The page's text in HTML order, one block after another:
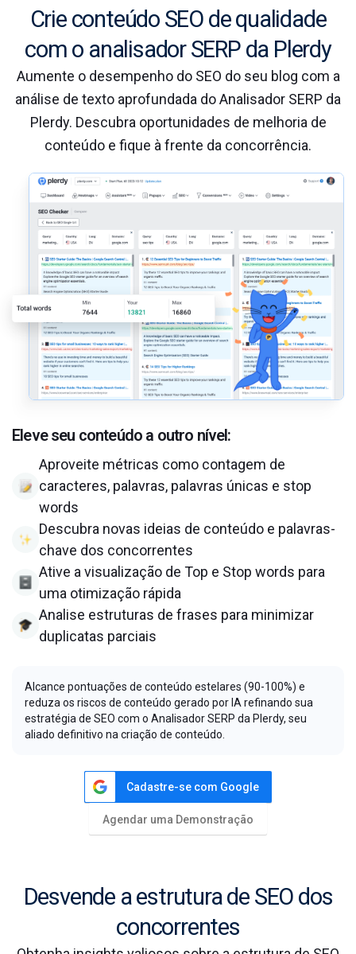
Crie conteúdo SEO de qualidade
com o analisador SERP da Plerdy
Aumente o desempenho do SEO do seu blog com a
análise de texto aprofundada do Analisador SERP da
Plerdy. Descubra oportunidades de melhoria de
conteúdo e fique à frente da concorrência.
Eleve seu conteúdo a outro nível:
Aproveite métricas como contagem de
caracteres, palavras, palavras únicas e stop
words
Descubra novas ideias de conteúdo e palavras-
chave dos concorrentes
Ative a visualização de Top e Stop words para
uma otimização rápida
Analise estruturas de frases para minimizar
duplicatas parciais
Alcance pontuações de conteúdo estelares (90-100%) e
reduza os riscos de conteúdo gerado por IA refinando sua
estratégia de SEO com o Analisador SERP da Plerdy, seu
aliado definitivo na criação de conteúdo.
Cadastre-se com Google
Agendar uma Demonstração
Desvende a estrutura de SEO dos
concorrentes